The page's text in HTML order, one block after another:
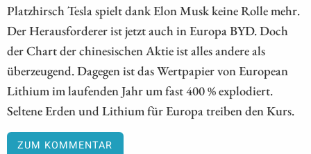
Platzhirsch Tesla spielt dank Elon Musk keine Rolle mehr.
Der Herausforderer ist jetzt auch in Europa BYD. Doch
der Chart der chinesischen Aktie ist alles andere als
überzeugend. Dagegen ist das Wertpapier von European
Lithium im laufenden Jahr um fast 400 % explodiert.
Seltene Erden und Lithium für Europa treiben den Kurs.
ZUM KOMMENTAR